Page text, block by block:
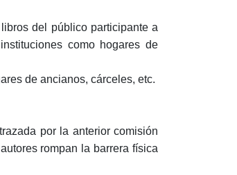
del público participante a
como hogares de
de ancianos, cárceles, etc.
por la anterior comisión
rompan la barrera física